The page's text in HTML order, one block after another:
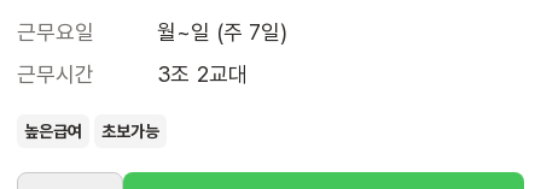
근무요일
월~일 (주 7일)
근무시간
3조 2교대
높은급여 초보가능